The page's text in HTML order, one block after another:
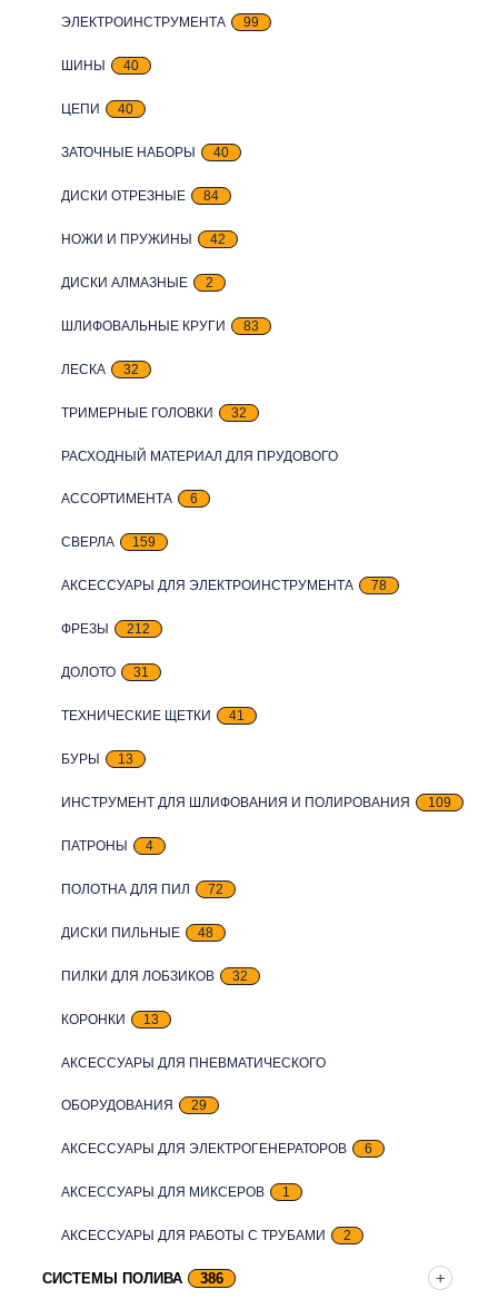
ЭЛЕКТРОИНСТРУМЕНТА 99
ШИНЫ 40
ЦЕПИ 40
ЗАТОЧНЫЕ НАБОРЫ 40
ДИСКИ ОТРЕЗНЫЕ 84
НОЖИ И ПРУЖИНЫ 42
ДИСКИ АЛМАЗНЫЕ 2
ШЛИФОВАЛЬНЫЕ КРУГИ 83
ЛЕСКА 32
ТРИМЕРНЫЕ ГОЛОВКИ 32
РАСХОДНЫЙ МАТЕРИАЛ ДЛЯ ПРУДОВОГО
АССОРТИМЕНТА 6
СВЕРЛА 159
АКСЕССУАРЫ ДЛЯ ЭЛЕКТРОИНСТРУМЕНТА 78
ФРЕЗЫ 212
ДОЛОТО 31
ТЕХНИЧЕСКИЕ ЩЕТКИ 41
БУРЫ 13
ИНСТРУМЕНТ ДЛЯ ШЛИФОВАНИЯ И ПОЛИРОВАНИЯ 109
ПАТРОНЫ 4
ПОЛОТНА ДЛЯ ПИЛ 72
ДИСКИ ПИЛЬНЫЕ 48
ПИЛКИ ДЛЯ ЛОБЗИКОВ 32
КОРОНКИ 13
АКСЕССУАРЫ ДЛЯ ПНЕВМАТИЧЕСКОГО
ОБОРУДОВАНИЯ 29
АКСЕССУАРЫ ДЛЯ ЭЛЕКТРОГЕНЕРАТОРОВ 6
АКСЕССУАРЫ ДЛЯ МИКСЕРОВ 1
АКСЕССУАРЫ ДЛЯ РАБОТЫ С ТРУБАМИ 2
СИСТЕМЫ ПОЛИВА 386